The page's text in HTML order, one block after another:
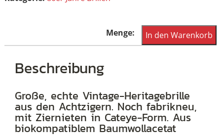
Große,
echte
der
80er
Jahre,
In den Warenkorb
Beschreibung
Große, echte Vintage-Heritagebrille
aus den Achtzigern. Noch fabrikneu,
mit Ziernieten in Cateye-Form. Aus
biokompatiblem Baumwollacetat